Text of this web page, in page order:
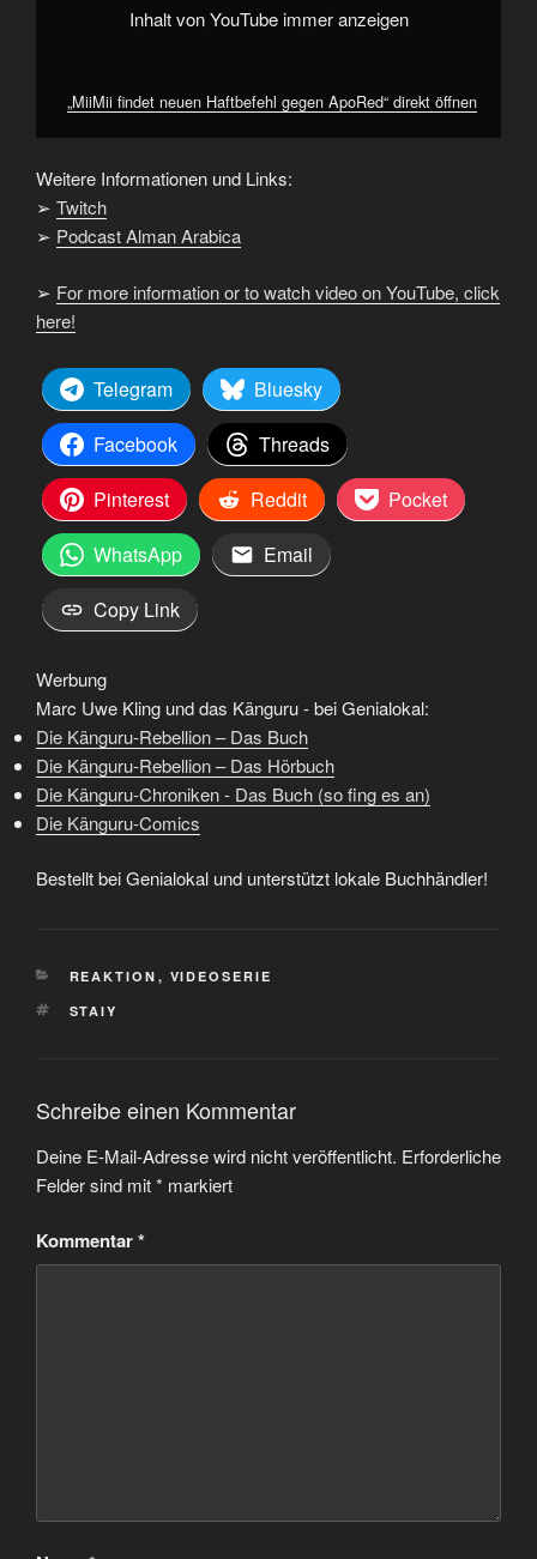
Inhalt von YouTube immer anzeigen
„MiiMii findet neuen Haftbefehl gegen ApoRed“ direkt öffnen
Weitere Informationen und Links:
➢ Twitch
➢ Podcast Alman Arabica
➢ For more information or to watch video on YouTube, click
here!
Telegram
Bluesky
Facebook
Threads
Pinterest
Reddit
Pocket
WhatsApp
Email
Copy Link
Werbung
Marc Uwe Kling und das Känguru - bei Genialokal:
Die Känguru-Rebellion – Das Buch
Die Känguru-Rebellion – Das Hörbuch
Die Känguru-Chroniken - Das Buch (so fing es an)
Die Känguru-Comics
Bestellt bei Genialokal und unterstützt lokale Buchhändler!
KATEGORIEN
REAKTION , VIDEOSERIE
SCHLAGWÖRTER
STAIY
Schreibe einen Kommentar
Deine E-Mail-Adresse wird nicht veröffentlicht. Erforderliche
Felder sind mit* markiert
Kommentar*